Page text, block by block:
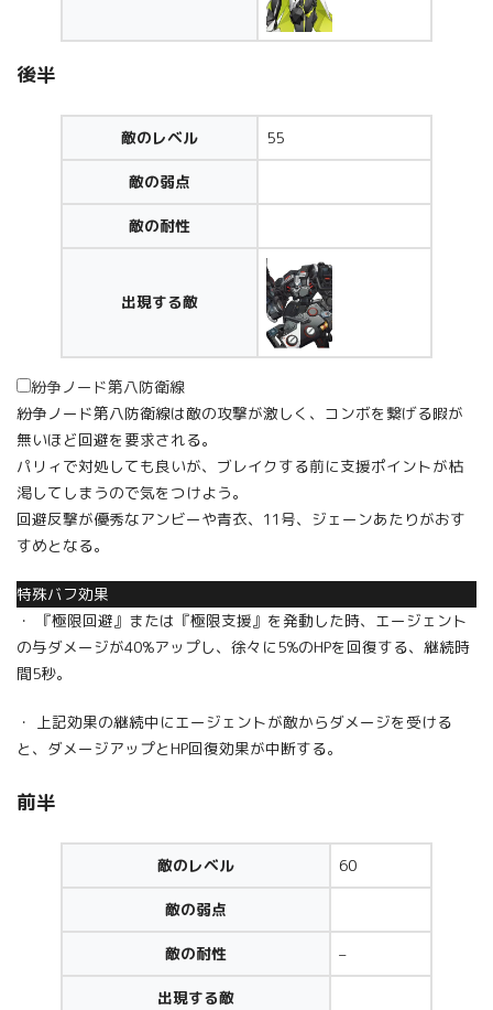
後半
敵のレベル 55
敵の弱点
敵の耐性
出現する敵
紛争ノード第八防衛線
紛争ノード第八防衛線は敵の攻撃が激しく、コンボを繋げる暇が
無いほど回避を要求される。
パリィで対処しても良いが、ブレイクする前に支援ポイントが枯
渇してしまうので気をつけよう。
回避反撃が優秀なアンビーや青衣、11号、ジェーンあたりがおす
すめとなる。
特殊バフ効果
・ 『極限回避』または『極限支援』を発動した時、エージェント
の与ダメージが40%アップし、徐々に5%のHPを回復する、継続時
間5秒。
・ 上記効果の継続中にエージェントが敵からダメージを受ける
と、ダメージアップとHP回復効果が中断する。
前半
敵のレベル 60
敵の弱点
敵の耐性 –
出現する敵